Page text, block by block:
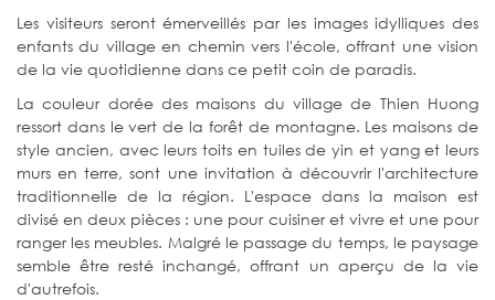
Les visiteurs seront émerveillés par les images idylliques des
enfants du village en chemin vers l'école, offrant une vision
de la vie quotidienne dans ce petit coin de paradis.
La couleur dorée des maisons du village de Thien Huong
ressort dans le vert de la forêt de montagne. Les maisons de
style ancien, avec leurs toits en tuiles de yin et yang et leurs
murs en terre, sont une invitation à découvrir l'architecture
traditionnelle de la région. L'espace dans la maison est
divisé en deux pièces : une pour cuisiner et vivre et une pour
ranger les meubles. Malgré le passage du temps, le paysage
semble être resté inchangé, offrant un aperçu de la vie
d'autrefois.